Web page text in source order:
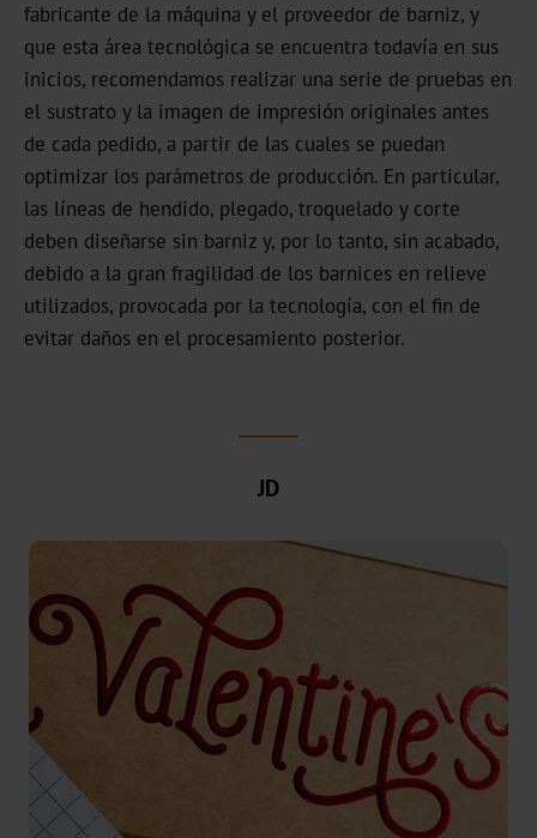
PRO
GDN
Versatile
Graphical
GHN
HX
UB
Over-
Printable
CBH
fabricante de la máquina y el proveedor de barniz, y
que esta área tecnológica se encuentra todavía en sus
inicios, recomendamos realizar una serie de pruebas en
el sustrato y la imagen de impresión originales antes
de cada pedido, a partir de las cuales se puedan
optimizar los parámetros de producción. En particular,
las líneas de hendido, plegado, troquelado y corte
deben diseñarse sin barniz y, por lo tanto, sin acabado,
debido a la gran fragilidad de los barnices en relieve
utilizados, provocada por la tecnología, con el fin de
evitar daños en el procesamiento posterior.
JD